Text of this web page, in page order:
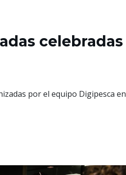
celebradas
por el equipo Digipesca en